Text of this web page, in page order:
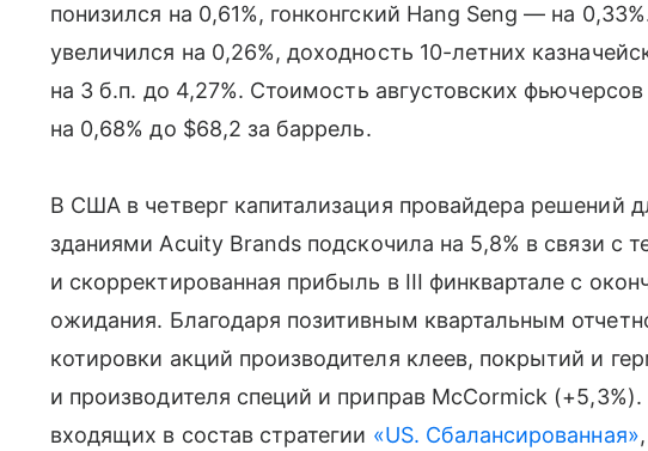
понизился на 0,61%, гонконгский Hang Seng — на
увеличился на 0,26%, доходность 10-летних
на 3 б.п. до 4,27%. Стоимость августовских
на 0,68% до $68,2 за баррель.
В США в четверг капитализация провайдера решений
зданиями Acuity Brands подскочила на 5,8% в связи с
и скорректированная прибыль в III финквартале с
ожидания. Благодаря позитивным квартальным
котировки акций производителя клеев, покрытий и
и производителя специй и приправ McCormick
входящих в состав стратегии «US. Сбалансированная»